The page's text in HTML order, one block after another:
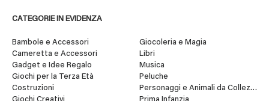
CATEGORIE IN EVIDENZA
Bambole e Accessori
Cameretta e Accessori
Gadget e Idee Regalo
Giochi per la Terza Età
Costruzioni
Giochi Creativi
Giocoleria e Magia
Libri
Musica
Peluche
Personaggi e Animali da Collezione
Prima Infanzia